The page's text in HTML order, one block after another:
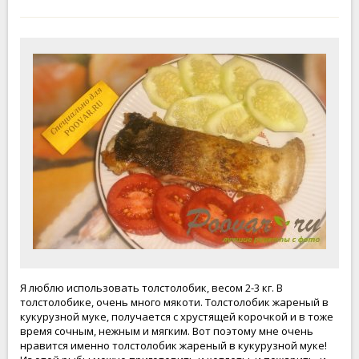
Я люблю использовать толстолобик, весом 2-3 кг. В
толстолобике, очень много мякоти. Толстолобик жареный в
кукурузной муке, получается с хрустящей корочкой и в тоже
время сочным, нежным и мягким. Вот поэтому мне очень
нравится именно толстолобик жареный в кукурузной муке!